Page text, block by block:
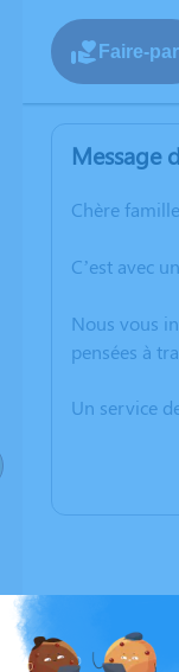
Faire-
Message
Chère
C’est avec
Nous vous
pensées à
Un service